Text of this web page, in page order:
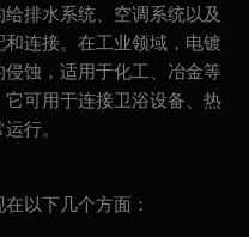
排水系统、空调系统以及
连接。在工业领域，电镀
蚀，适用于化工、冶金等
可用于连接卫浴设备、热
行。
以下几个方面：